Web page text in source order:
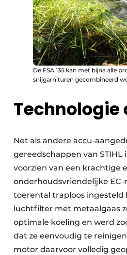
De FSA 135 kan met bijna alle
snijgarnituren gecombineerd
Technologie
Net als andere accu-
gereedschappen van STIHL
voorzien van een krachtige
onderhoudsvriendelijke
toerental traploos ingesteld
luchtfilter met metaalgaas
optimale koeling en werd
dat ze eenvoudig te
motor daarvoor volledig